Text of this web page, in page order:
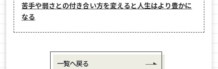
苦手や弱さとの付き合い方を変えると人生はより豊かに
なる
一覧へ戻る